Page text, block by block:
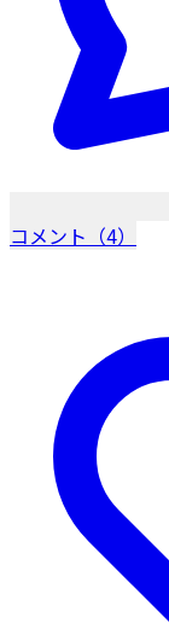
コメント（4）